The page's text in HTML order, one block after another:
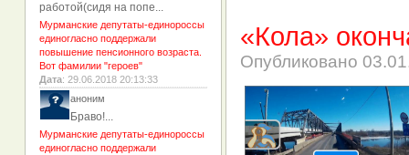
«Кола»
Опубликовано
работой(сидя на попе...
Мурманские депутаты-единороссы
единогласно поддержали
повышение пенсионного возраста.
Вот фамилии "героев"
Дата: 29.06.2018 20:13:33
аноним
Браво!...
Мурманские депутаты-единороссы
единогласно поддержали